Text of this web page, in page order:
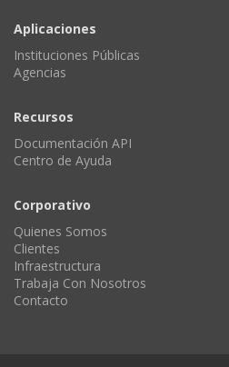
Aplicaciones
Instituciones Públicas
Agencias
Recursos
Documentación API
Centro de Ayuda
Corporativo
Quienes Somos
Clientes
Infraestructura
Trabaja Con Nosotros
Contacto